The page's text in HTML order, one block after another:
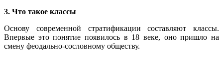
3. Что такое классы
Основу современной стратификации составляют классы.
Впервые это понятие появилось в 18 веке, оно пришло на
смену феодально-сословному обществу.